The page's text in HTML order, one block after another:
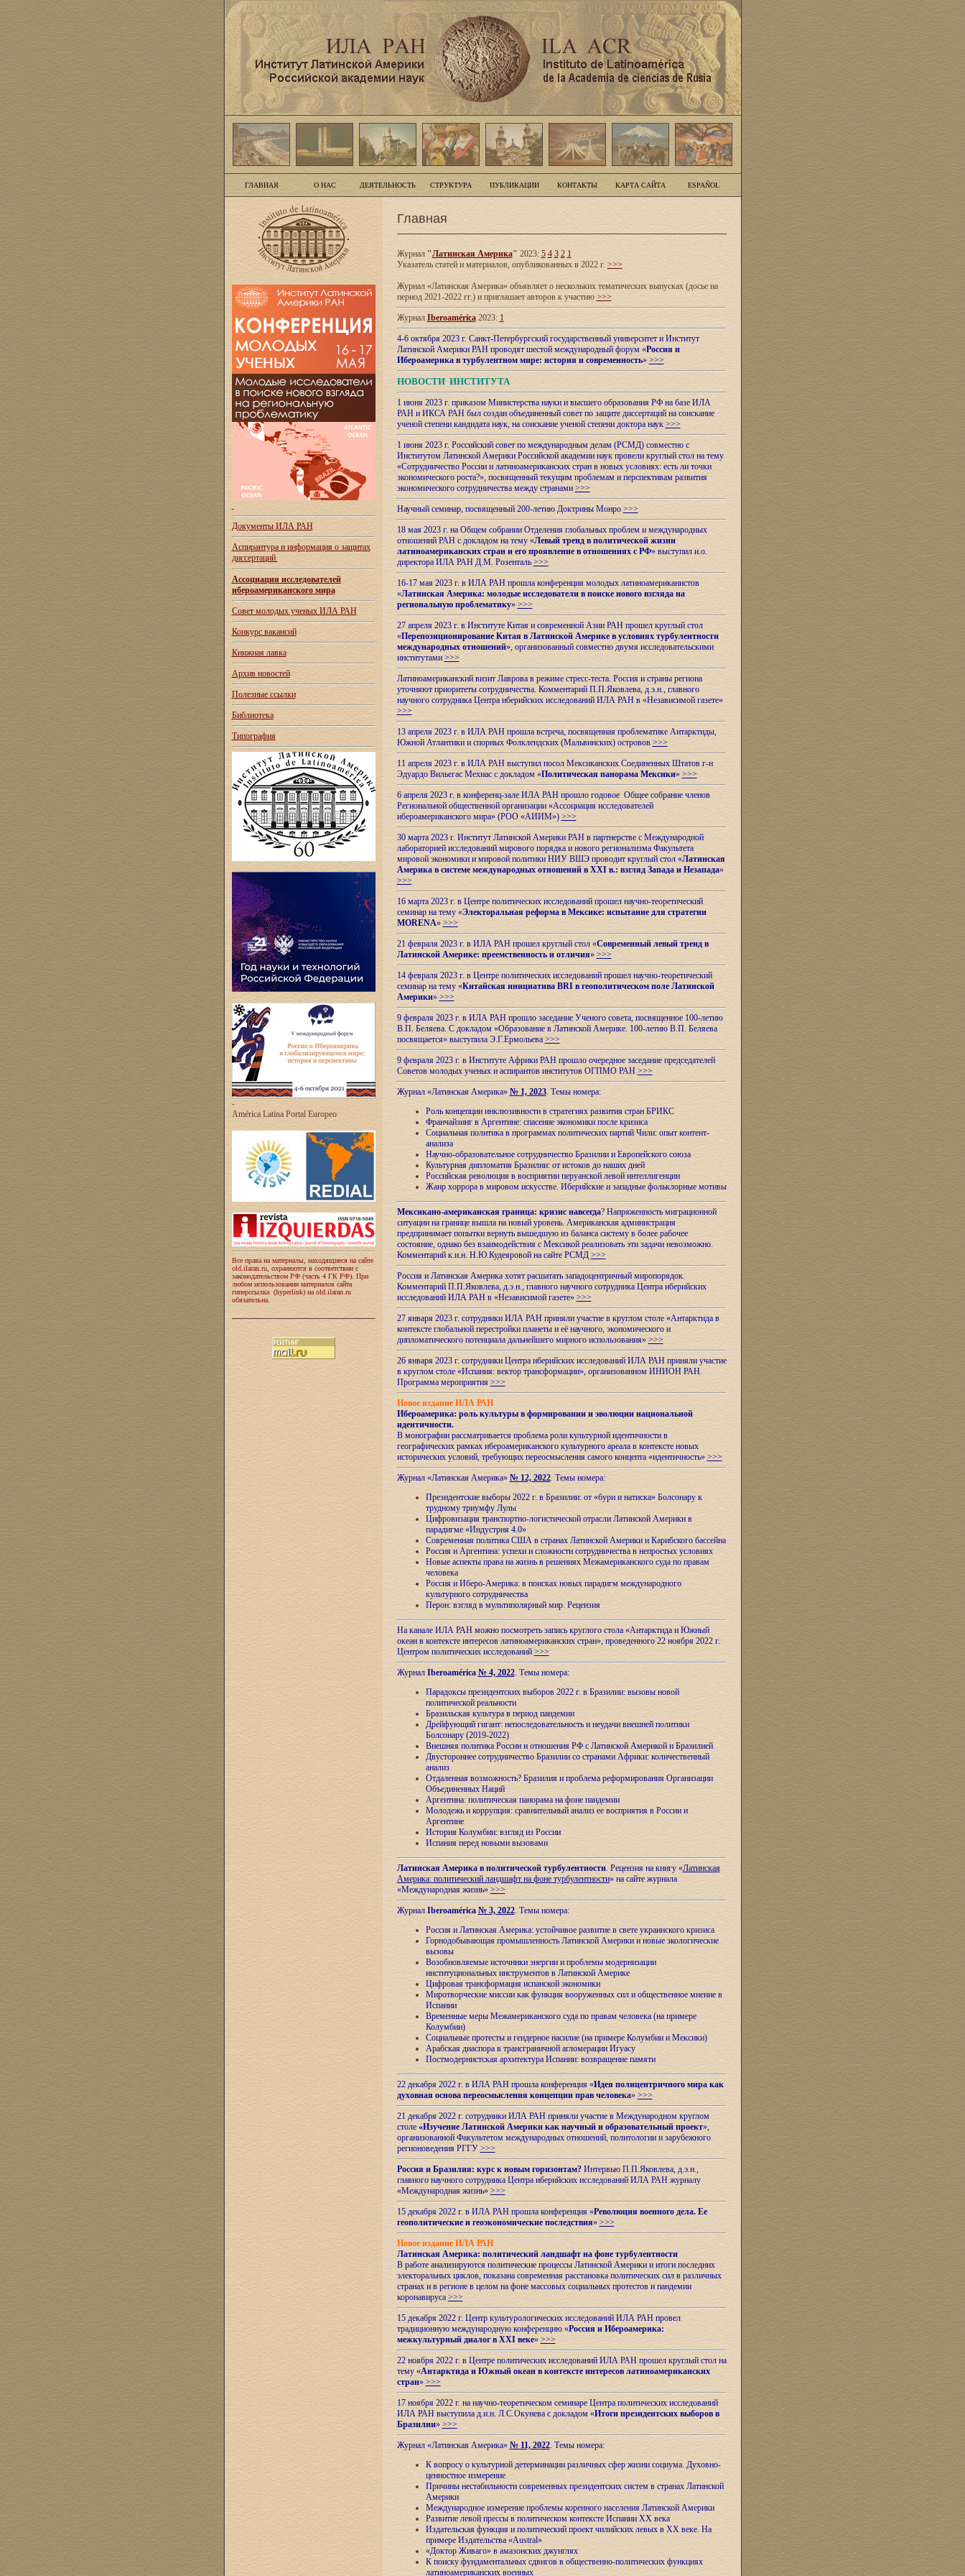
ГЛАВНАЯ О НАС ДЕЯТЕЛЬНОСТЬ СТРУКТУРА ПУБЛИКАЦИИ КОНТАКТЫ КАРТА САЙТА ESPAÑOL
Документы ИЛА РАН
Аспирантура и информация о защитах
диссертаций
Ассоциация исследователей
ибероамериканского мира
Совет молодых ученых ИЛА РАН
Конкурс вакансий
Книжная лавка
Архив новостей
Полезные ссылки
Библиотека
Типография
-
América Latina Portal Europeo
Все права на материалы, находящиеся на сайте
old.ilaran.ru, охраняются в соответствии с
законодательством РФ (часть 4 ГК РФ). При
любом использовании материалов сайта
гиперссылка (hyperlink) на old.ilaran.ru
обязательна.
Главная
Журнал"Латинская Америка" 2023: 5 4 3 2 1
Указатель статей и материалов, опубликованных в 2022 г. >>>
Журнал «Латинская Америка» объявляет о нескольких тематических выпусках (досье на
период 2021-2022 гг.) и приглашает авторов к участию >>>
Журнал Iberoamérica2023: 1
4-6 октября 2023 г. Санкт-Петербургский государственный университет и Институт
Латинской Америки РАН проводят шестой международный форум «Россия и
Ибероамерика в турбулентном мире: история и современность» >>>
НОВОСТИ ИНСТИТУТА
1 июня 2023 г. приказом Министерства науки и высшего образования РФ на базе ИЛА
РАН и ИКСА РАН был создан объединенный совет по защите диссертаций на соискание
ученой степени кандидата наук, на соискание ученой степени доктора наук >>>
1 июня 2023 г. Российский совет по международным делам (РСМД) совместно с
Институтом Латинской Америки Российской академии наук провели круглый стол на тему
«Сотрудничество России и латиноамериканских стран в новых условиях: есть ли точки
экономического роста?», посвященный текущим проблемам и перспективам развития
экономического сотрудничества между странами >>>
Научный семинар, посвященный 200-летию Доктрины Монро>>>
18 мая 2023 г. на Общем собрании Отделения глобальных проблем и международных
отношений РАН с докладом на тему «Левый тренд в политической жизни
латиноамериканских стран и его проявление в отношениях с РФ» выступил и.о.
директора ИЛА РАН Д.М. Розенталь >>>
16-17 мая 2023 г. в ИЛА РАН прошла конференция молодых латиноамериканистов
«Латинская Америка: молодые исследователи в поиске нового взгляда на
региональную проблематику» >>>
27 апреля 2023 г. в Институте Китая и современной Азии РАН прошел круглый стол
«Перепозиционирование Китая в ЛатинскойАмерике в условиях турбулентности
международных отношений», организованный совместно двумя исследовательскими
институтами >>>
Латиноамериканский визит Лаврова в режиме стресс-теста. Россия и страны региона
уточняют приоритеты сотрудничества. Комментарий П.П.Яковлева, д.э.н., главного
научного сотрудника Центра иберийских исследований ИЛА РАН в «Независимой газете»
>>>
13 апреля 2023 г. в ИЛА РАН прошла встреча, посвященная проблематике Антарктиды,
Южной Атлантики и спорных Фолклендских (Мальвинских) островов >>>
11 апреля 2023 г. в ИЛА РАН выступил посол Мексиканских Соединенных Штатов г-н
Эдуардо Вильегас Мехиас c докладом «Политическая панорама Мексики» >>>
6 апреля 2023 г. в конференц-зале ИЛА РАН прошло годовое Общее собрание членов
Региональной общественной организации «Ассоциация исследователей
ибероамериканского мира» (РОО «АИИМ») >>>
30 марта 2023 г. Институт Латинской Америки РАН в партнерстве с Международной
лабораторией исследований мирового порядка и нового регионализма Факультета
мировой экономики и мировой политики НИУ ВШЭ проводит круглый стол «Латинская
Америка в системе международных отношений в XXI в.: взгляд Запада и Незапада»
>>>
16 марта 2023 г. в Центре политических исследований прошел научно-теоретический
семинар на тему «Электоральная реформа в Мексике: испытание для стратегии
MORENA» >>>
21 февраля 2023 г. в ИЛА РАН прошел круглый стол «Современный левый тренд в
Латинской Америке: преемственность и отличия» >>>
14 февраля 2023 г. в Центре политических исследований прошел научно-теоретический
семинар на тему «Китайская инициатива BRI в геополитическом поле Латинской
Америки» >>>
9 февраля 2023 г. в ИЛА РАН прошло заседание Ученого совета, посвященное 100-летию
В.П. Беляева. С докладом «Образование в Латинской Америке. 100-летию В.П. Беляева
посвящается» выступила Э.Г.Ермольева >>>
9 февраля 2023 г. в Институте Африки РАН прошло очередное заседание председателей
Советов молодых ученых и аспирантов институтов ОГПМО РАН >>>
Журнал «Латинская Америка» № 1, 2023. Темы номера:
Роль концепции инклюзивности в стратегиях развития стран БРИКС
Франчайзинг в Аргентине: спасение экономики после кризиса
Социальная политика в программах политических партий Чили: опыт контент-
анализа
Научно-образовательное сотрудничество Бразилии и Европейского союза
Культурная дипломатия Бразилии: от истоков до наших дней
Российская революция в восприятии перуанской левой интеллигенции
Жанр хоррора в мировом искусстве. Иберийские и западные фольклорные мотивы
Мексикано-американская граница: кризис навсегда? Напряженность миграционной
ситуации на границе вышла на новый уровень. Американская администрация
предпринимает попытки вернуть вышедшую из баланса систему в более рабочее
состояние, однако без взаимодействия с Мексикой реализовать эти задачи невозможно.
Комментарий к.и.н. Н.Ю.Кудеяровой на сайте РСМД >>>
Россия и Латинская Америка хотят расшатать западоцентричный миропорядок.
Комментарий П.П.Яковлева, д.э.н., главного научного сотрудника Центра иберийских
исследований ИЛА РАН в «Независимой газете» >>>
27 января 2023 г. сотрудники ИЛА РАН приняли участие в круглом столе «Антарктида в
контексте глобальной перестройки планеты и её научного, экономического и
дипломатического потенциала дальнейшего мирного использования» >>>
26 января 2023 г. сотрудники Центра иберийских исследований ИЛА РАН приняли участие
в круглом столе «Испания: вектор трансформации», организованном ИНИОН РАН.
Программа мероприятия>>>
Новое издание ИЛА РАН
Ибероамерика: роль культуры в формировании и эволюции национальной
идентичности.
В монографии рассматривается проблема роли культурной идентичности в
географических рамках ибероамериканского культурного ареала в контексте новых
исторических условий, требующих переосмысления самого концепта «идентичность» >>>
Журнал «Латинская Америка» № 12, 2022. Темы номера:
Президентские выборы 2022 г. в Бразилии: от «бури и натиска» Болсонару к
трудному триумфу Лулы
Цифровизация транспортно-логистической отрасли Латинской Америки в
парадигме «Индустрия 4.0»
Современная политика США в странах Латинской Америки и Карибского бассейна
Россия и Аргентина: успехи и сложности сотрудничества в непростых условиях
Новые аспекты права на жизнь в решениях Межамериканского суда по правам
человека
Россия и Иберо-Америка: в поисках новых парадигм международного
культурного сотрудничества
Перон: взгляд в мультиполярный мир. Рецензия
На канале ИЛА РАН можно посмотреть запись круглого стола «Антарктида и Южный
океан в контексте интересов латиноамериканских стран», проведенного 22 ноября 2022 г.
Центром политических исследований >>>
Журнал Iberoamérica № 4, 2022. Темы номера:
Парадоксы президентских выборов 2022 г. в Бразилии: вызовы новой
политической реальности
Бразильская культура в период пандемии
Дрейфующий гигант: непоследовательность и неудачи внешней политики
Болсонару (2019-2022)
Внешняя политика России и отношения РФ с Латинской Америкой и Бразилией
Двустороннее сотрудничество Бразилии со странами Африки: количественный
анализ
Отдаленная возможность? Бразилия и проблема реформирования Организации
Объединенных Наций
Аргентина: политическая панорама на фоне пандемии
Молодежь и коррупция: сравнительный анализ ee восприятия в России и
Аргентине
История Колумбии: взгляд из России
Испания перед новыми вызовами
Латинская Америка в политической турбулентности. Рецензия на книгу «Латинская
Америка: политический ландшафт на фоне турбулентности» на сайте журнала
«Международная жизнь» >>>
Журнал Iberoamérica № 3, 2022. Темы номера:
Россия и Латинская Америка: устойчивое развитие в свете украинского кризиса
Горнодобывающая промышленность Латинской Америки и новые экологические
вызовы
Возобновляемые источники энергии и проблемы модернизации
институциональных инструментов в Латинской Америке
Цифровая трансформация испанской экономики
Миротворческие миссии как функция вооруженных сил и общественное мнение в
Испании
Временные меры Межамериканского суда по правам человека (на примере
Колумбии)
Социальные протесты и гендерное насилие (на примере Колумбии и Мексики)
Арабская диаспора в трансграничной агломерации Игуасу
Постмодернистская архитектура Испании: возвращение памяти
22 декабря 2022 г. в ИЛА РАН прошла конференция «Идея полицентричного мира как
духовная основа переосмысления концепции прав человека» >>>
21 декабря 2022 г. сотрудники ИЛА РАН приняли участие в Международном круглом
столе «Изучение Латинской Америки как научный и образовательный проект»,
организованной Факультетом международных отношений, политологии и зарубежного
регионоведения РГГУ >>>
Россия и Бразилия: курс к новым горизонтам?Интервью П.П.Яковлева, д.э.н.,
главного научного сотрудника Центра иберийских исследований ИЛА РАН журналу
«Международная жизнь» >>>
15 декабря 2022 г. в ИЛА РАН прошла конференция «Революция военного дела. Ее
геополитические и геоэкономические последствия» >>>
Новое издание ИЛА РАН
Латинская Америка: политический ландшафт на фоне турбулентности
В работе анализируются политические процессы Латинской Америки и итоги последних
электоральных циклов, показана современная расстановка политических сил в различных
странах и в регионе в целом на фоне массовых социальных протестов и пандемии
коронавируса >>>
15 декабря 2022 г. Центр культурологических исследований ИЛА РАН провел
традиционную международную конференцию «Россия и Ибероамерика:
межкультурный диалог в XXI веке» >>>
22 ноября 2022 г. в Центре политических исследований ИЛА РАН прошел круглый стол на
тему «Антарктида и Южный океан в контексте интересов латиноамериканских
стран» >>>
17 ноября 2022 г. на научно-теоретическом семинаре Центра политических исследований
ИЛА РАН выступила д.и.н. Л.С.Окунева с докладом «Итоги президентских выборов в
Бразилии» >>>
Журнал «Латинская Америка» № 11, 2022. Темы номера:
К вопросу о культурной детерминации различных сфер жизни социума. Духовно-
ценностное измерение
Причины нестабильности современных президентских систем в странах Латинской
Америки
Международное измерение проблемы коренного населения Латинской Америки
Развитие левой прессы в политическом контексте Испании XX века
Издательская функция и политический проект чилийских левых в XX веке. На
примере Издательства «Austral»
«Доктор Живаго» в амазонских джунглях
К поиску фундаментальных сдвигов в общественно-политических функциях
латиноамериканских военных